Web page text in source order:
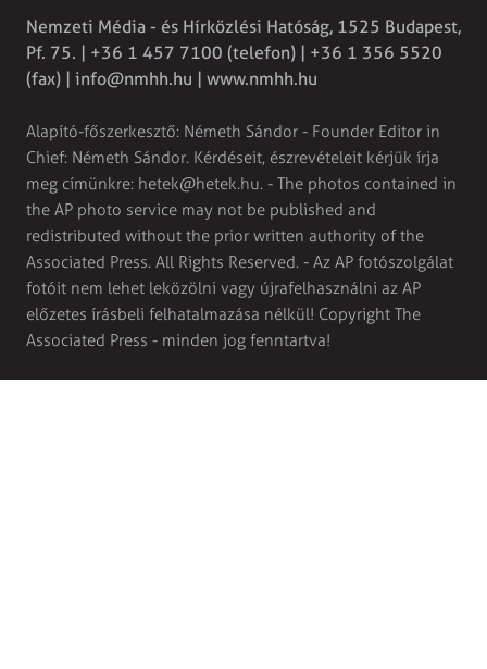
Nemzeti Média - és Hírközlési Hatóság, 1525 Budapest,
Pf. 75. | +36 1 457 7100 (telefon) | +36 1 356 5520
(fax) | info@nmhh.hu | www.nmhh.hu
Alapító-főszerkesztő: Németh Sándor - Founder Editor in
Chief: Németh Sándor. Kérdéseit, észrevételeit kérjük írja
meg címünkre: hetek@hetek.hu. - The photos contained in
the AP photo service may not be published and
redistributed without the prior written authority of the
Associated Press. All Rights Reserved. - Az AP fotószolgálat
fotóit nem lehet leközölni vagy újrafelhasználni az AP
előzetes írásbeli felhatalmazása nélkül! Copyright The
Associated Press - minden jog fenntartva!